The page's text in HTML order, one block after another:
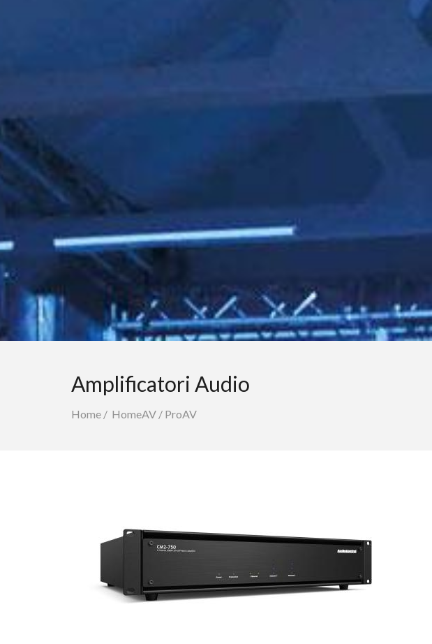
Amplificatori Audio
Home / HomeAV / ProAV